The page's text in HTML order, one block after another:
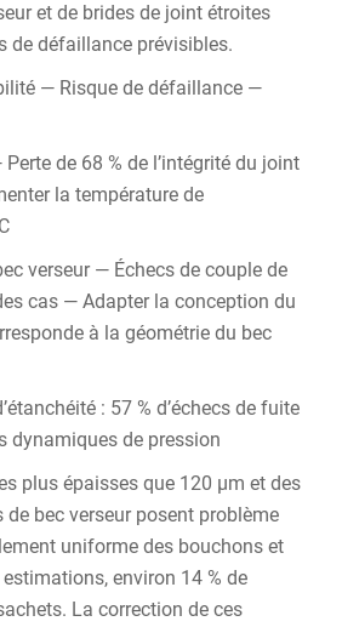
et de brides de joint étroites
de défaillance prévisibles.
— Risque de défaillance —
de 68 % de l’intégrité du joint
la température de
verseur — Échecs de couple de
cas — Adapter la conception du
à la géométrie du bec
: 57 % d’échecs de fuite
dynamiques de pression
plus épaisses que 120 μm et des
bec verseur posent problème
uniforme des bouchons et
environ 14 % de
La correction de ces